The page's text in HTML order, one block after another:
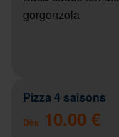
gorgonzola
Pizza 4 saisons
Dès 10.00 €